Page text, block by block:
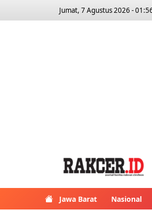
Jumat, 7 Agustus 2026 -
Jawa Barat Nasional